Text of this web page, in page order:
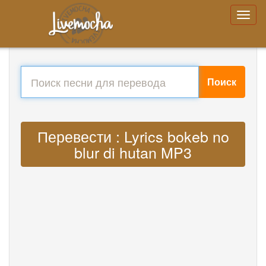
Поиск
Перевести : Lyrics bokeb no
blur di hutan MP3